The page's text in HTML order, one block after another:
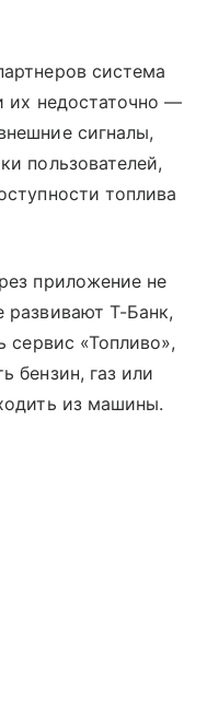
система
их недостаточно —
сигналы,
пользователей,
топлива
приложение не
Т-Банк,
«Топливо»,
бензин, газ или
из машины.